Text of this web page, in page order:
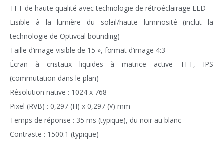
TFT de haute qualité avec technologie de rétroéclairage LED
Lisible à la lumière du soleil/haute luminosité (inclut la
technologie de Optivcal bounding)
Taille d’image visible de 15 », format d’image 4:3
Écran à cristaux liquides à matrice active TFT, IPS
(commutation dans le plan)
Résolution native : 1024 x 768
Pixel (RVB) : 0,297 (H) x 0,297 (V) mm
Temps de réponse : 35 ms (typique), du noir au blanc
Contraste : 1500:1 (typique)